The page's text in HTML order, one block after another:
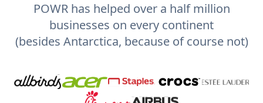
POWR has helped over a half million
businesses on every continent
(besides Antarctica, because of course not)